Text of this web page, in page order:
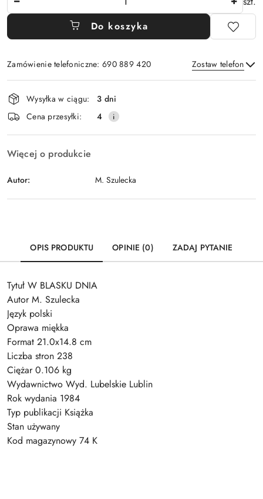
Do koszyka
Zamówienie telefoniczne: 690 889 420 Zostaw telefon
Wyślij
Dostępność
i
dostawa
Wysyłka w ciągu:
3 dni
Cena przesyłki:
4
Więcej o produkcie
Autor: M. Szulecka
OPIS PRODUKTU OPINIE (0) ZADAJ PYTANIE
Tytuł W BLASKU DNIA
Autor M. Szulecka
Język polski
Oprawa miękka
Format 21.0x14.8 cm
Liczba stron 238
Ciężar 0.106 kg
Wydawnictwo Wyd. Lubelskie Lublin
Rok wydania 1984
Typ publikacji Książka
Stan używany
Kod magazynowy 74 K